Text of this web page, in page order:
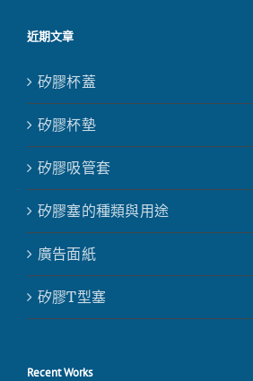
近期文章
矽膠杯蓋
矽膠杯墊
矽膠吸管套
矽膠塞的種類與用途
廣告面紙
矽膠T型塞
Recent Works